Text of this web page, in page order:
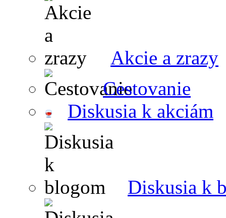
Akcie a zrazy
Cestovanie
Diskusia k akciám
Diskusia k